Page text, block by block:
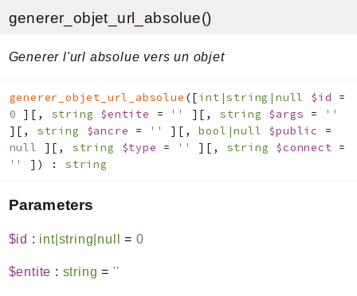
generer_objet_url_absolue()
Generer l'url absolue vers un objet
generer_objet_url_absolue ([int|string|null $id =
0 ] [ , string $entite = '' ] [ , string $args =
''
] [ , string $ancre = '' ] [ ,bool|null $public
=
null
] [ , string $type = '' ] [ , string $connect =
''
] ) :string
Parameters
$id : int|string|null = 0
$entite : string = ''